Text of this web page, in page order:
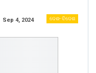
ଦେଶ- ବିଦେଶ
Sep 4, 2024